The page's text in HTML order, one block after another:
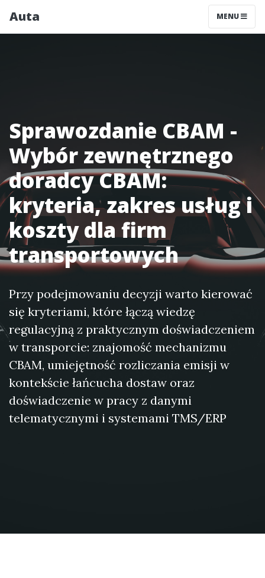
Auta MENU
Sprawozdanie CBAM -
Wybór zewnętrznego
doradcy CBAM:
kryteria, zakres usług i
koszty dla firm
transportowych
Przy podejmowaniu decyzji warto kierować
się kryteriami, które łączą wiedzę
regulacyjną z praktycznym doświadczeniem
w transporcie: znajomość mechanizmu
CBAM, umiejętność rozliczania emisji w
kontekście łańcucha dostaw oraz
doświadczenie w pracy z danymi
telematycznymi i systemami TMS/ERP